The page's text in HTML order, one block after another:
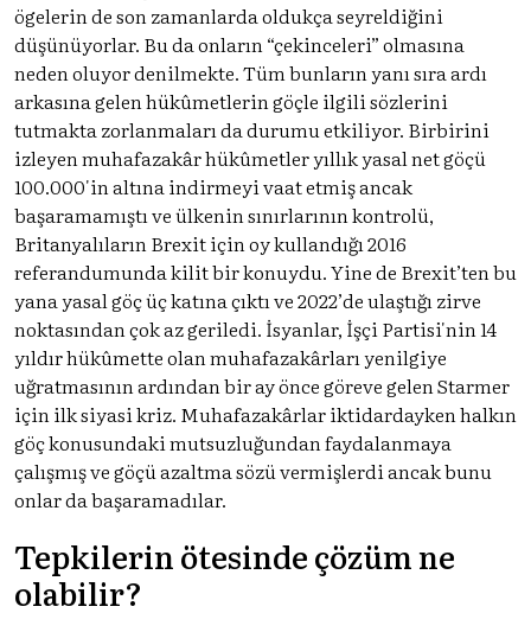
ögelerin de son zamanlarda oldukça seyreldiğini
düşünüyorlar. Bu da onların “çekinceleri” olmasına
neden oluyor denilmekte. Tüm bunların yanı sıra ardı
arkasına gelen hükûmetlerin göçle ilgili sözlerini
tutmakta zorlanmaları da durumu etkiliyor. Birbirini
izleyen muhafazakâr hükûmetler yıllık yasal net göçü
100.000'in altına indirmeyi vaat etmiş ancak
başaramamıştı ve ülkenin sınırlarının kontrolü,
Britanyalıların Brexit için oy kullandığı 2016
referandumunda kilit bir konuydu. Yine de Brexit’ten bu
yana yasal göç üç katına çıktı ve 2022’de ulaştığı zirve
noktasından çok az geriledi. İsyanlar, İşçi Partisi'nin 14
yıldır hükûmette olan muhafazakârları yenilgiye
uğratmasının ardından bir ay önce göreve gelen Starmer
için ilk siyasi kriz. Muhafazakârlar iktidardayken halkın
göç konusundaki mutsuzluğundan faydalanmaya
çalışmış ve göçü azaltma sözü vermişlerdi ancak bunu
onlar da başaramadılar.
Tepkilerin ötesinde çözüm ne
olabilir?